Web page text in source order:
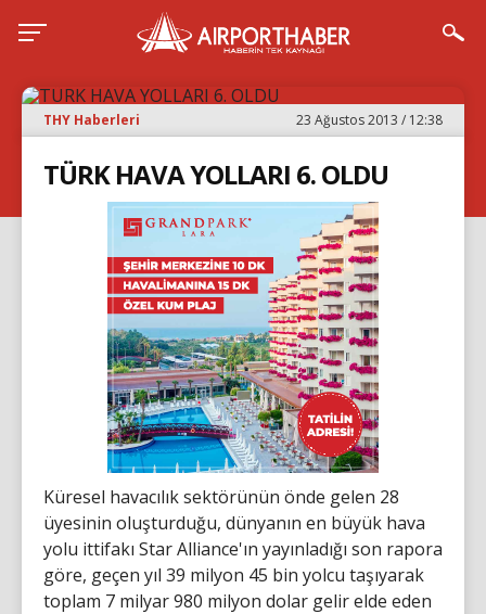
THY Haberleri 23 Ağustos 2013 / 12:38
TÜRK HAVA YOLLARI 6. OLDU
Küresel havacılık sektörünün önde gelen 28
üyesinin oluşturduğu, dünyanın en büyük hava
yolu ittifakı Star Alliance'ın yayınladığı son rapora
göre, geçen yıl 39 milyon 45 bin yolcu taşıyarak
toplam 7 milyar 980 milyon dolar gelir elde eden